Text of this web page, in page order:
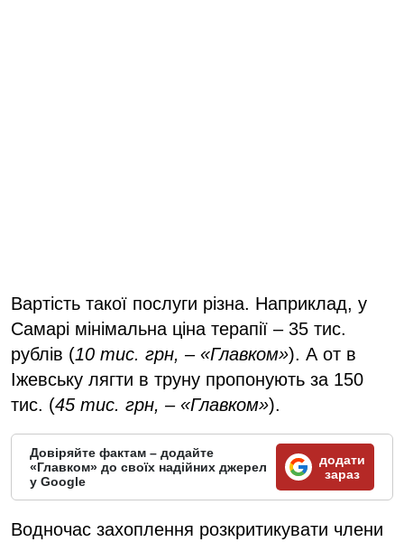
Вартість такої послуги різна. Наприклад, у
Самарі мінімальна ціна терапії – 35 тис.
рублів (10 тис. грн, – «Главком»). А от в
Іжевську лягти в труну пропонують за 150
тис. (45 тис. грн, – «Главком»).
Довіряйте фактам – додайте
«Главком» до своїх надійних джерел
у Google
додати
зараз
Водночас захоплення розкритикувати члени